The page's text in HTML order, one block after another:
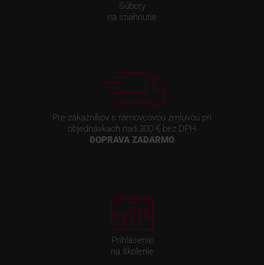
Súbory
na stiahnutie
Pre zákazníkov s rámovcovou zmluvou pri
objednávkach nad 300 € bez DPH
DOPRAVA ZADARMO
Prihlásenie
na školenie